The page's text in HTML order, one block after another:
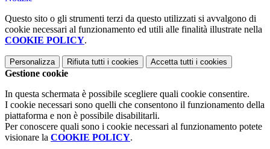
Questo sito o gli strumenti terzi da questo utilizzati si avvalgono di
cookie necessari al funzionamento ed utili alle finalità illustrate nella
COOKIE POLICY.
Personalizza Rifiuta tutti i cookies Accetta tutti i cookies
Gestione cookie
In questa schermata è possibile scegliere quali cookie consentire.
I cookie necessari sono quelli che consentono il funzionamento della
piattaforma e non è possibile disabilitarli.
Per conoscere quali sono i cookie necessari al funzionamento potete
visionare la COOKIE POLICY.